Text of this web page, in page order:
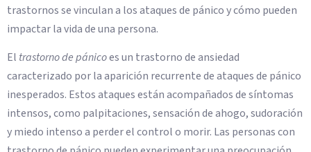
trastornos se vinculan a los ataques de pánico y cómo pueden
impactar la vida de una persona.
El trastorno de pánicoes un trastorno de ansiedad
caracterizado por la aparición recurrente de ataques de pánico
inesperados. Estos ataques están acompañados de síntomas
intensos, como palpitaciones, sensación de ahogo, sudoración
y miedo intenso a perder el control o morir. Las personas con